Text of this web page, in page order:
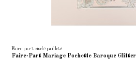
Faire-part ciselé pailleté
Faire-Part Mariage Pochette Baroque Glitter